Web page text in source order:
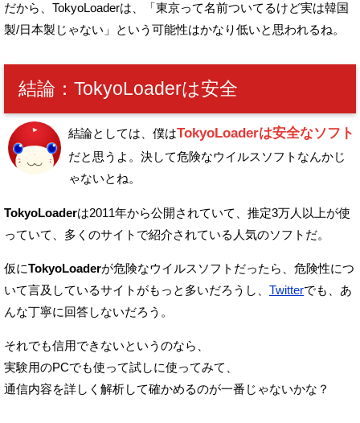
だから、TokyoLoaderは、
「東京って名前ついてるけど実は韓国
製/日本製じゃない」
という可能性はかなり低いと思われるね。
結論：TokyoLoaderは安全
結論としては、僕はTokyoLoaderは安全なソフト
だと思うよ。決して危険なウイルスソフトなんかじ
ゃないとね。
TokyoLoaderは2011年から公開されていて、 推定3万人以上が使
っていて、多くのサイトで紹介されている人気のソフトだ。
仮にTokyoLoaderが危険なウイルスソフトだったら、 危険性につ
いて言及しているサイトがもっと多いだろうし、 Twitterでも、あ
んな丁寧に回答しないだろう。
それでも信用できないというのなら、
実験用のPCでも使って試しに使ってみて、
通信内容を詳しく解析して確かめるのが一番じゃないかな？